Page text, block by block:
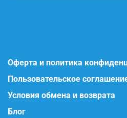
Оферта и политика
Пользовательское
Условия обмена и возврата
Блог